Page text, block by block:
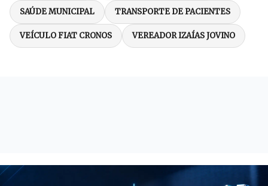
SAÚDE MUNICIPAL TRANSPORTE DE PACIENTES
VEÍCULO FIAT CRONOS VEREADOR IZAÍAS JOVINO